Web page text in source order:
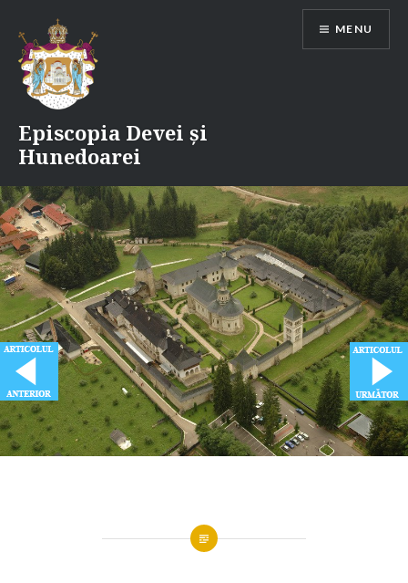
content
Episcopia Devei și
Hunedoarei
MENU